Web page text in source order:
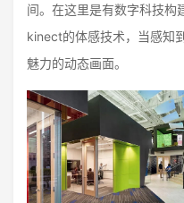
间。在这里是有数字科技
kinect的体感技术，当感知
魅力的动态画面。